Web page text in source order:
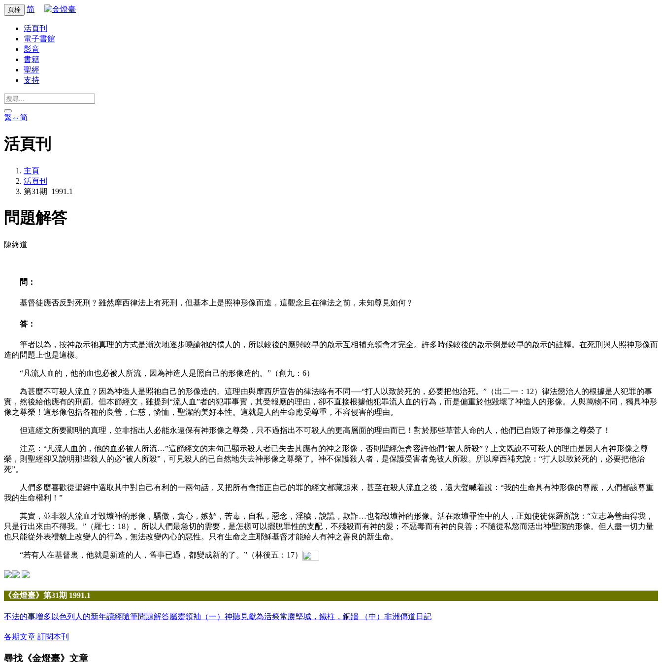
頁栓 简
活頁刊
電子書館
影音
書籍
聖經
支持
繁⇔简
活頁刊
主頁
活頁刊
第31期 1991.1
問題解答
陳終道
問：
基督徒應否反對死刑﹖雖然摩西律法上有死刑，但基本上是照神形像而造，這觀念且在律法之前，未知尊見如何﹖
答：
筆者以為，按神啟示祂真理的方式是漸次地逐步曉諭祂的僕人的，所以較後的應與較早的啟示互相補充領會才完全。許多時候較後的啟示倒是較早的啟示的註釋。在死刑與人照神形像而
造的問題上也是這樣。
“凡流人血的，他的血也必被人所流，因為神造人是照自己的形像造的。”（創九：6）
為甚麼不可殺人流血﹖因為神造人是照祂自己的形像造的。這理由與摩西所宣告的律法略有不同──“打人以致於死的，必要把他治死。”（出二一：12）律法懲治人的根據是人犯罪的事
實，然後給他應有的刑罰。但本節經文，雖提到“流人血”者的犯罪事實，其受報應的理由，卻不直接根據他犯罪流人血的行為，而是偏重於他毀壞了神造人的形像。人與萬物不同，獨具神形
像之尊榮！這形像包括各種的良善，仁慈，憐恤，聖潔的美好本性。這就是人的生命應受尊重，不容侵害的理由。
但這經文所要顯明的真理，並非指出人必能永遠保有神形像之尊榮，只不過指出不可殺人的更高層面的理由而已！對於那些草菅人命的人，他們已自毀了神形像之尊榮了！
注意：“凡流人血的，他的血必被人所流…”這節經文的末句已顯示殺人者已失去其應有的神之形像，否則聖經怎會容許他們“被人所殺”﹖上文既說不可殺人的理由是因人有神形像之尊
榮，則聖經卻又說明那些殺人的必“被人所殺”，可見殺人的已自然地失去神形像之尊榮了。神不保護殺人者，是保護受害者免被人所殺。所以摩西補充說：“打人以致於死的，必要把他治
死”。
人們多麼喜歡從聖經中選取其中對自己有利的一兩句話，又把所有會指正自己的罪的經文都藏起來，甚至在殺人流血之後，還大聲喊着說：“我的生命具有神形像的尊嚴，人們都該尊重
我的生命權利！”
其實，並非殺人流血才毀壞神的形像，驕傲，貪心，嫉妒，苦毒，自私，惡念，淫穢，說謊，欺詐…也都毀壞神的形像。活在敗壞罪性中的人，正如使徒保羅所說：“立志為善由得我，
只是行出來由不得我。”（羅七：18）。所以人們最急切的需要，是怎樣可以擺脫罪性的支配，不殘殺而有神的愛；不惡毒而有神的良善；不隨從私慾而活出神聖潔的形像。但人盡一切力量
也只能從外表禮貌上改變人的行為，無法改變內心的惡性。只有生命之主耶穌基督才能給人有神之善良的新生命。
“若有人在基督裏，他就是新造的人，舊事已過，都變成新的了。”（林後五：17）
《金燈臺》第31期 1991.1
不法的事增多 以色列人的新年讀經隨筆問題解答屬靈領袖（一） 神聽見獻為活祭常勝堅城，鐵柱，銅牆 （中） 非洲傳道日記
各期文章 訂閱本刊
尋找《金燈臺》文章